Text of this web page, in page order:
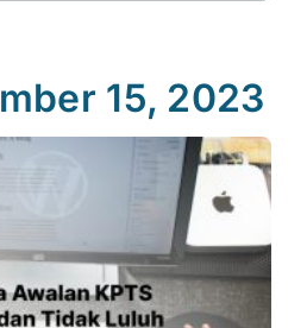
15, 2023